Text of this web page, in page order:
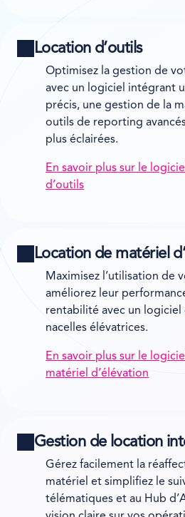
Location d’outils
Optimisez la gestion de
avec un logiciel intégrant
précis, une gestion de la
outils de reporting
plus éclairées.
En savoir plus sur le
d’outils
Location de matériel
Maximisez l’utilisation de
améliorez leur
rentabilité avec un
nacelles élévatrices.
En savoir plus sur le
matériel d’élévation
Gestion de location
Gérez facilement la
matériel et simplifiez le
télématiques et au Hub